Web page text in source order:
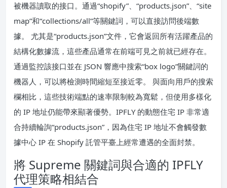
被機器讀取的接口。通過“shopify”、“products.json”、“site
map”和“collections/all”等關鍵詞，可以直接訪問後端數
據。 尤其是“products.json”文件，它會返回所有活躍產品的
結構化數據流，這些產品通常在前端可見之前就已經存在。
通過監控該接口並在 JSON 響應中搜索“box logo”關鍵詞的
機器人，可以將檢測時間縮短至接近零。 與面向用戶的搜索
欄相比，這些技術端點的速率限制較為寬鬆，但使用多樣化
的 IP 地址仍能帶來顯著優勢。IPFLY 的動態住宅 IP 非常適
合持續輪詢“products.json”，因為住宅 IP 地址不會觸發數
據中心 IP 在 Shopify 託管平臺上經常遭遇的全面封禁。
將 Supreme 關鍵詞與合適的 IPFLY
代理策略相結合